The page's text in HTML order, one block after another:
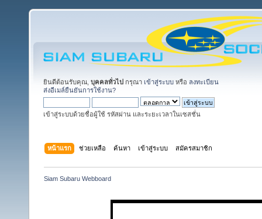
ยินดีต้อนรับคุณ, บุคคลทั่วไป กรุณา เข้าสู่ระบบ หรือ ลงทะเบียน
ส่งอีเมล์ยืนยันการใช้งาน?
เข้าสู่ระบบด้วยชื่อผู้ใช้ รหัสผ่าน และระยะเวลาในเซสชั่น
หน้าแรก ช่วยเหลือ ค้นหา เข้าสู่ระบบ สมัครสมาชิก
Siam Subaru Webboard